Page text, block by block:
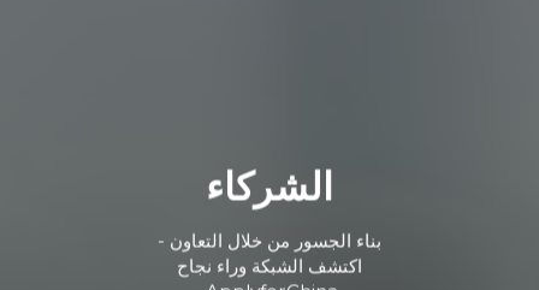
الشركاء
بناء الجسور من خلال التعاون -
اكتشف الشبكة وراء نجاح